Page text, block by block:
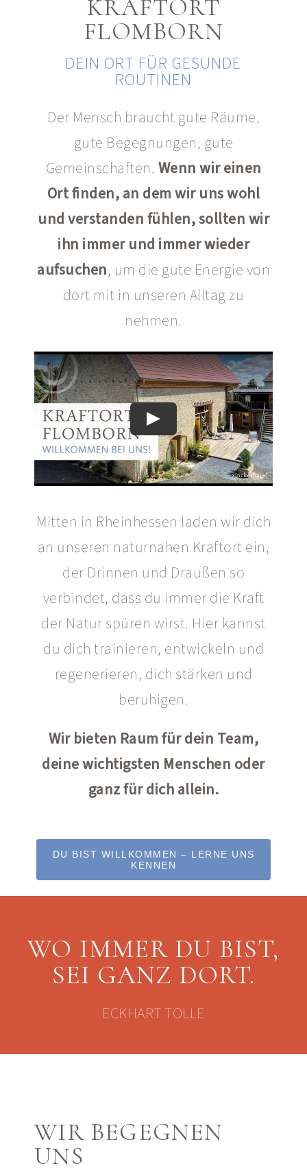
KRAFTORT
FLOMBORN
DEIN ORT FÜR GESUNDE
ROUTINEN
Der Mensch braucht gute Räume,
gute Begegnungen, gute
Gemeinschaften. Wenn wir einen
Ort finden, an dem wir uns wohl
und verstanden fühlen, sollten wir
ihn immer und immer wieder
aufsuchen, um die gute Energie von
dort mit in unseren Alltag zu
nehmen.
Mitten in Rheinhessen laden wir dich
an unseren naturnahen Kraftort ein,
der Drinnen und Draußen so
verbindet, dass du immer die Kraft
der Natur spüren wirst. Hier kannst
du dich trainieren, entwickeln und
regenerieren, dich stärken und
beruhigen.
Wir bieten Raum für dein Team,
deine wichtigsten Menschen oder
ganz für dich allein.
DU BIST WILLKOMMEN – LERNE UNS
KENNEN
WO IMMER DU BIST,
SEI GANZ DORT.
ECKHART TOLLE
WIR BEGEGNEN
UNS